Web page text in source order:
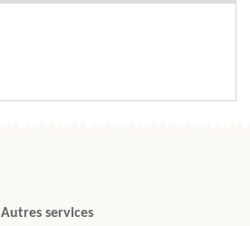
Autres services